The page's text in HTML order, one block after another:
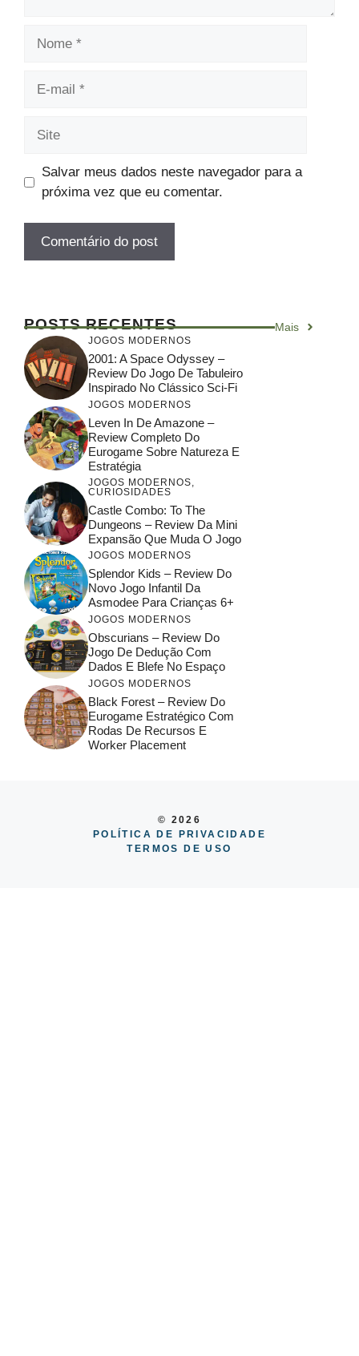
Salvar meus dados neste navegador para a
próxima vez que eu comentar.
POSTS RECENTES Mais
JOGOS MODERNOS
2001: A Space Odyssey –
Review Do Jogo De Tabuleiro
Inspirado No Clássico Sci-Fi
JOGOS MODERNOS
Leven In De Amazone –
Review Completo Do
Eurogame Sobre Natureza E
Estratégia
JOGOS MODERNOS
CURIOSIDADES
Castle Combo: To The
Dungeons – Review Da Mini
Expansão Que Muda O Jogo
JOGOS MODERNOS
Splendor Kids – Review Do
Novo Jogo Infantil Da
Asmodee Para Crianças 6+
JOGOS MODERNOS
Obscurians – Review Do
Jogo De Dedução Com
Dados E Blefe No Espaço
JOGOS MODERNOS
Black Forest – Review Do
Eurogame Estratégico Com
Rodas De Recursos E
Worker Placement
© 2026
POLÍTICA DE PRIVACIDADE
TERMOS DE USO